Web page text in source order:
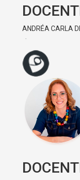
ANDRÉA CARLA